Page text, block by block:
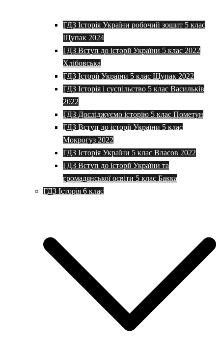
ГДЗ Історія України робочий зошит 5 клас
Щупак 2024
ГДЗ Вступ до історії України 5 клас 2022
Хлібовська
ГДЗ Історії України 5 клас Щупак 2022
ГДЗ Історія і суспільство 5 клас Васильків
2022
ГДЗ Досліджуємо історію 5 клас Пометун
ГДЗ Вступ до історії України 5 клас
Мокрогуз 2022
ГДЗ Історія України 5 клас Власов 2022
ГДЗ Вступ до історії України та
громадянської освіти 5 клас Бакка
ГДЗ Історія 6 клас